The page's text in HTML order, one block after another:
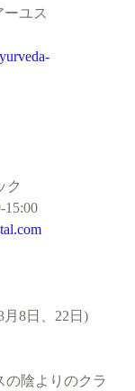
ユス
ク
8日、22日)
の陰よりのクラ